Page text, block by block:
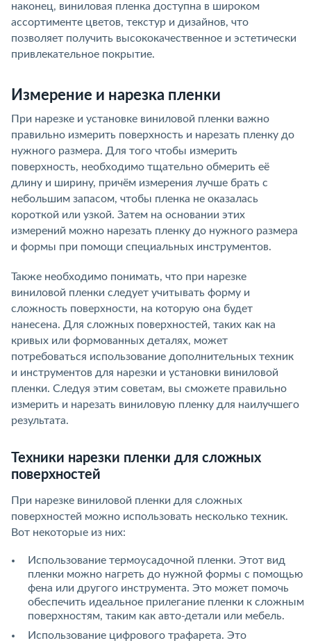
наконец, виниловая пленка доступна в широком
ассортименте цветов, текстур и дизайнов, что
позволяет получить высококачественное и эстетически
привлекательное покрытие.
Измерение и нарезка пленки
При нарезке и установке виниловой пленки важно
правильно измерить поверхность и нарезать пленку до
нужного размера. Для того чтобы измерить
поверхность, необходимо тщательно обмерить её
длину и ширину, причём измерения лучше брать с
небольшим запасом, чтобы пленка не оказалась
короткой или узкой. Затем на основании этих
измерений можно нарезать пленку до нужного размера
и формы при помощи специальных инструментов.
Также необходимо понимать, что при нарезке
виниловой пленки следует учитывать форму и
сложность поверхности, на которую она будет
нанесена. Для сложных поверхностей, таких как на
кривых или формованных деталях, может
потребоваться использование дополнительных техник
и инструментов для нарезки и установки виниловой
пленки. Следуя этим советам, вы сможете правильно
измерить и нарезать виниловую пленку для наилучшего
результата.
Техники нарезки пленки для сложных
поверхностей
При нарезке виниловой пленки для сложных
поверхностей можно использовать несколько техник.
Вот некоторые из них:
Использование термоусадочной пленки. Этот вид
пленки можно нагреть до нужной формы с помощью
фена или другого инструмента. Это может помочь
обеспечить идеальное прилегание пленки к сложным
поверхностям, таким как авто-детали или мебель.
Использование цифрового трафарета. Это